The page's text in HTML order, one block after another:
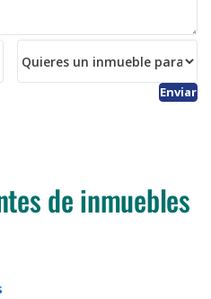
Enviar
de inmuebles